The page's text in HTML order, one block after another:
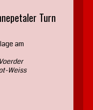
Turn
am
Weiss